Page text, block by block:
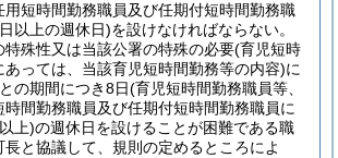
用短時間勤務職員及び任期付短時間勤務職
以上の週休日)を設けなければならない。
特殊性又は当該公署の特殊の必要(育児短時
あっては、当該育児短時間勤務等の内容)に
の期間につき8日(育児短時間勤務職員等、
時間勤務職員及び任期付短時間勤務職員に
上)の週休日を設けることが困難である職
長と協議して、規則の定めるところによ